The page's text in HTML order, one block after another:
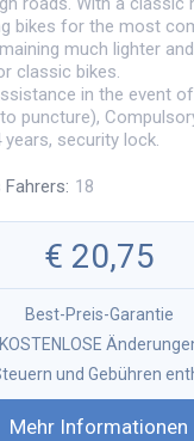
bikes for the most
much lighter
classic bikes.
in the event
puncture),
security lock.
: 18
€ 20,75
Best-Preis-Garantie
KOSTENLOSE
und Gebühren
Mehr Informationen